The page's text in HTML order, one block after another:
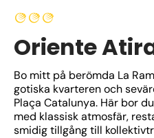
Oriente
Bo mitt på berömda La
gotiska kvarteren och
Plaça Catalunya. Här bor
med klassisk atmosfär,
smidig tillgång till